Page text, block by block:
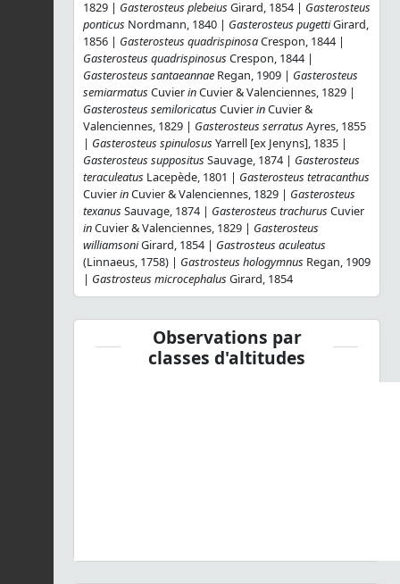
1829 | Gasterosteus plebeius Girard, 1854 | Gasterosteus
ponticus Nordmann, 1840 | Gasterosteus pugettiGirard,
1856 | Gasterosteus quadrispinosaCrespon, 1844 |
Gasterosteus quadrispinosus Crespon, 1844 |
Gasterosteus santaeannae Regan, 1909 | Gasterosteus
semiarmatus CuvierinCuvier & Valenciennes, 1829 |
Gasterosteus semiloricatus CuvierinCuvier &
Valenciennes, 1829 | Gasterosteus serratus Ayres, 1855
| Gasterosteus spinulosus Yarrell [ex Jenyns], 1835 |
Gasterosteus suppositus Sauvage, 1874 | Gasterosteus
teraculeatus Lacepède, 1801 | Gasterosteus tetracanthus
CuvierinCuvier & Valenciennes, 1829 | Gasterosteus
texanus Sauvage, 1874 | Gasterosteus trachurus Cuvier
inCuvier & Valenciennes, 1829 | Gasterosteus
williamsoniGirard, 1854 | Gastrosteus aculeatus
(Linnaeus, 1758) | Gastrosteus hologymnus Regan, 1909
| Gastrosteus microcephalus Girard, 1854
Observations par
classes d'altitudes